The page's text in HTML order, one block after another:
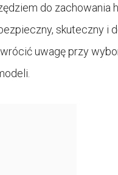
do zachowania
skuteczny i
uwagę przy